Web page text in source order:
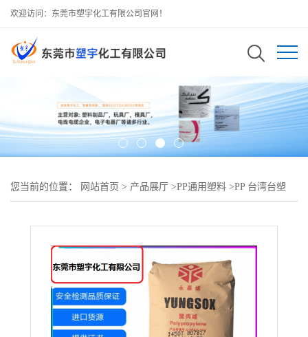
欢迎访问：东莞市塑宇化工有限公司官网！
您当前的位置： 网站首页 > 产品展厅 >PP通用塑料 >PP 台湾台塑